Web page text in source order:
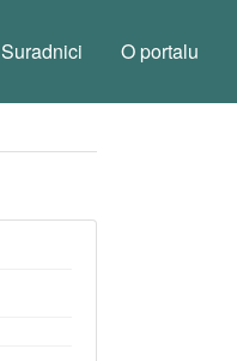
Suradnici O portalu